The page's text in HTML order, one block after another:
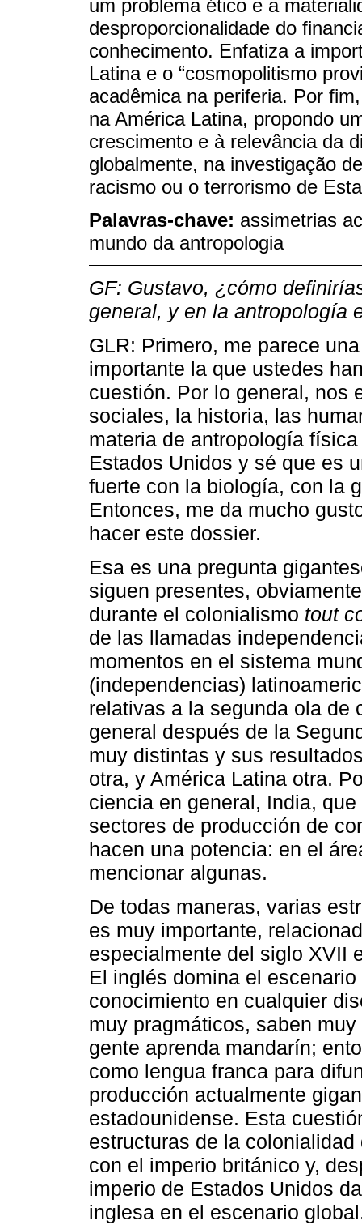
um problema ético e a
desproporcionalidade do
conhecimento. Enfatiza a
Latina e o “cosmopolitismo
acadêmica na periferia. Por
na América Latina, propondo
crescimento e à relevância da
globalmente, na investigação
racismo ou o terrorismo de
Palavras-chave: assimetrias
mundo da antropologia
GF: Gustavo, ¿cómo
general, y en la antropología
GLR: Primero, me parece
importante la que ustedes
cuestión. Por lo general, nos
sociales, la historia, las
materia de antropología
Estados Unidos y sé que es
fuerte con la biología, con la
Entonces, me da mucho
hacer este dossier.
Esa es una pregunta
siguen presentes,
durante el colonialismo tout
de las llamadas
momentos en el sistema
(independencias)
relativas a la segunda ola de
general después de la
muy distintas y sus
otra, y América Latina otra.
ciencia en general, India,
sectores de producción de
hacen una potencia: en el
mencionar algunas.
De todas maneras, varias
es muy importante,
especialmente del siglo XVII
El inglés domina el
conocimiento en cualquier
muy pragmáticos, saben
gente aprenda mandarín;
como lengua franca para
producción actualmente
estadounidense. Esta
estructuras de la
con el imperio británico y,
imperio de Estados Unidos
inglesa en el escenario